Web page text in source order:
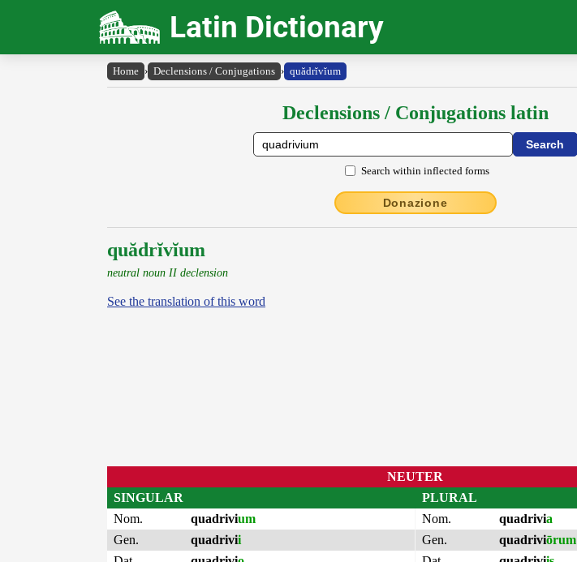
Latin Dictionary
Home › Declensions / Conjugations › quădrĭvĭum
Declensions / Conjugations latin
Search within inflected forms
Donazione
quădrĭvĭum
neutral noun II declension
See the translation of this word
NEUTER
SINGULAR
Nom.
quadrivium
Gen.
quadrivii
PLURAL
Nom.
quadrivia
Gen.
quadriviōrum